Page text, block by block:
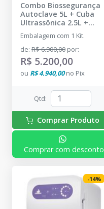
Combo Biossegurança
Autoclave 5L + Cuba
Ultrassônica 2.5L +
Seladora + Indicador
CRISTÓFOLI - DENTAL
PRIME
Embalagem com 1 Kit.
de: R$ 6.900,00 por:
R$ 5.200,00
ou R$ 4.940,00no Pix
Qtd:
Comprar Produto
Comprar com desconto
-14%